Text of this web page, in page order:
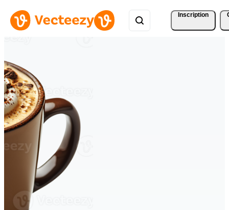
Inscription